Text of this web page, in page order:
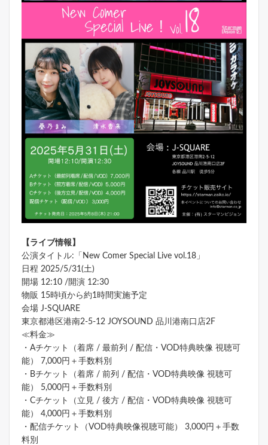
【ライブ情報】
公演タイトル:「New Comer Special Live vol.18」
日程 2025/5/31(土)
開場 12:10 /開演 12:30
物販 15時頃から約1時間実施予定
会場 J-SQUARE
東京都港区港南2-5-12 JOYSOUND 品川港南口店2F
≪料金≫
・Aチケット（着席 / 最前列 / 配信・VOD特典映像 視聴可
能） 7,000円＋手数料別
・Bチケット（着席 / 前列 / 配信・VOD特典映像 視聴可
能） 5,000円＋手数料別
・Cチケット（立見 / 後方 / 配信・VOD特典映像 視聴可
能） 4,000円＋手数料別
・配信チケット（VOD特典映像視聴可能） 3,000円＋手数
料別